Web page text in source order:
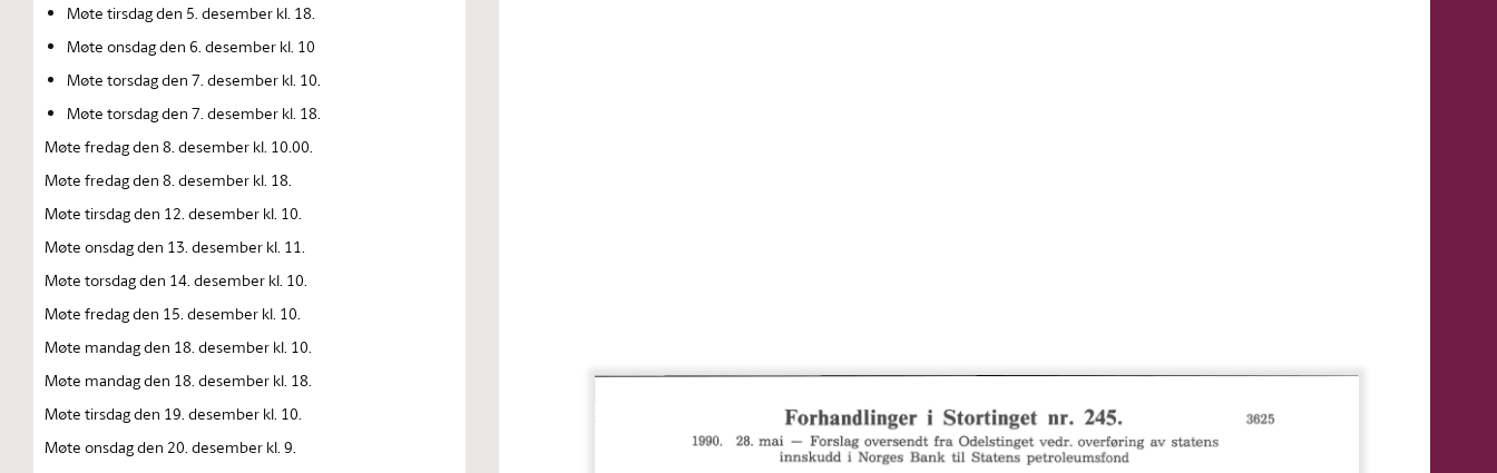
Møte tirsdag den 5. desember kl. 18.
Møte onsdag den 6. desember kl. 10
Møte torsdag den 7. desember kl. 10.
Møte torsdag den 7. desember kl. 18.
Møte fredag den 8. desember kl. 10.00.
Møte fredag den 8. desember kl. 18.
Møte tirsdag den 12. desember kl. 10.
Møte onsdag den 13. desember kl. 11.
Møte torsdag den 14. desember kl. 10.
Møte fredag den 15. desember kl. 10.
Møte mandag den 18. desember kl. 10.
Møte mandag den 18. desember kl. 18.
Møte tirsdag den 19. desember kl. 10.
Møte onsdag den 20. desember kl. 9.